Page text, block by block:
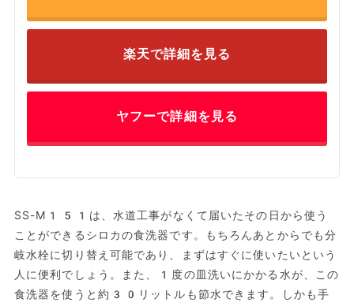
楽天で詳細を見る
ヤフーで詳細を見る
SS-M151は、水道工事がなくて届いたその日から使う
ことができるシロカの食洗器です。もちろんあとからでも分
岐水栓に切り替え可能であり、まずはすぐに使いたいという
人に便利でしょう。また、1度の皿洗いにかかる水が、この
食洗器を使うと約30リットルも節水できます。しかも手